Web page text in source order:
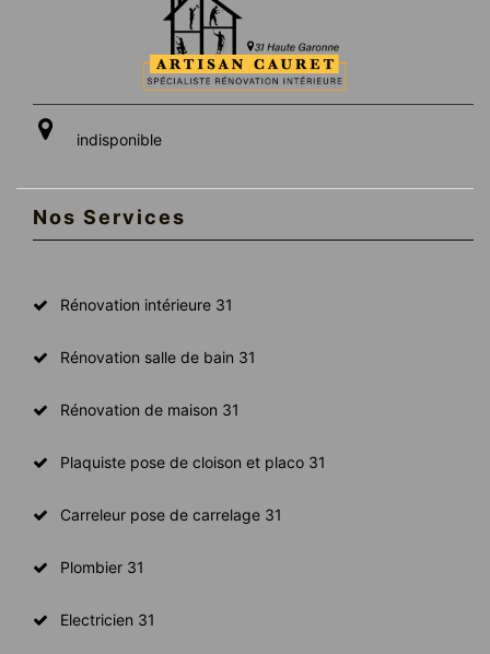
indisponible
Nos Services
Rénovation intérieure 31
Rénovation salle de bain 31
Rénovation de maison 31
Plaquiste pose de cloison et placo 31
Carreleur pose de carrelage 31
Plombier 31
Electricien 31